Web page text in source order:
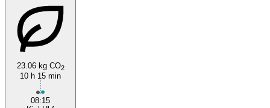
23.06 kg CO2
10 h 15 min
08:15